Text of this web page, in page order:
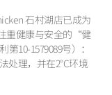
石村湖店已成为
重健康与安全的“健
10-1579089号）：
处理，并在2°C环境